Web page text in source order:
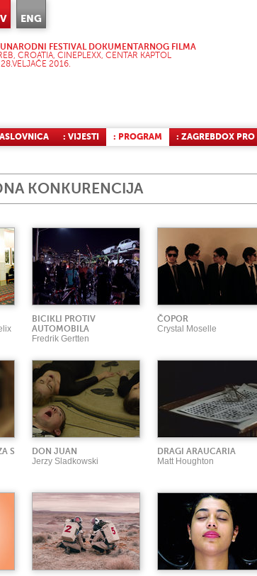
ENG
FESTIVAL DOKUMENTARNOG FILMA
CROATIA, CINEPLEXX, CENTAR KAPTOL
2016.
: VIJESTI : PROGRAM : ZAGREBDOX PRO
KONKURENCIJA
BICIKLI PROTIV
AUTOMOBILA
Fredrik Gertten
ČOPOR
Crystal Moselle
S
DON JUAN
Jerzy Sladkowski
DRAGI ARAUCARIA
Matt Houghton